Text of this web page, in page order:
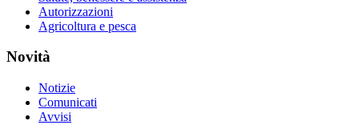
Autorizzazioni
Agricoltura e pesca
Novità
Notizie
Comunicati
Avvisi